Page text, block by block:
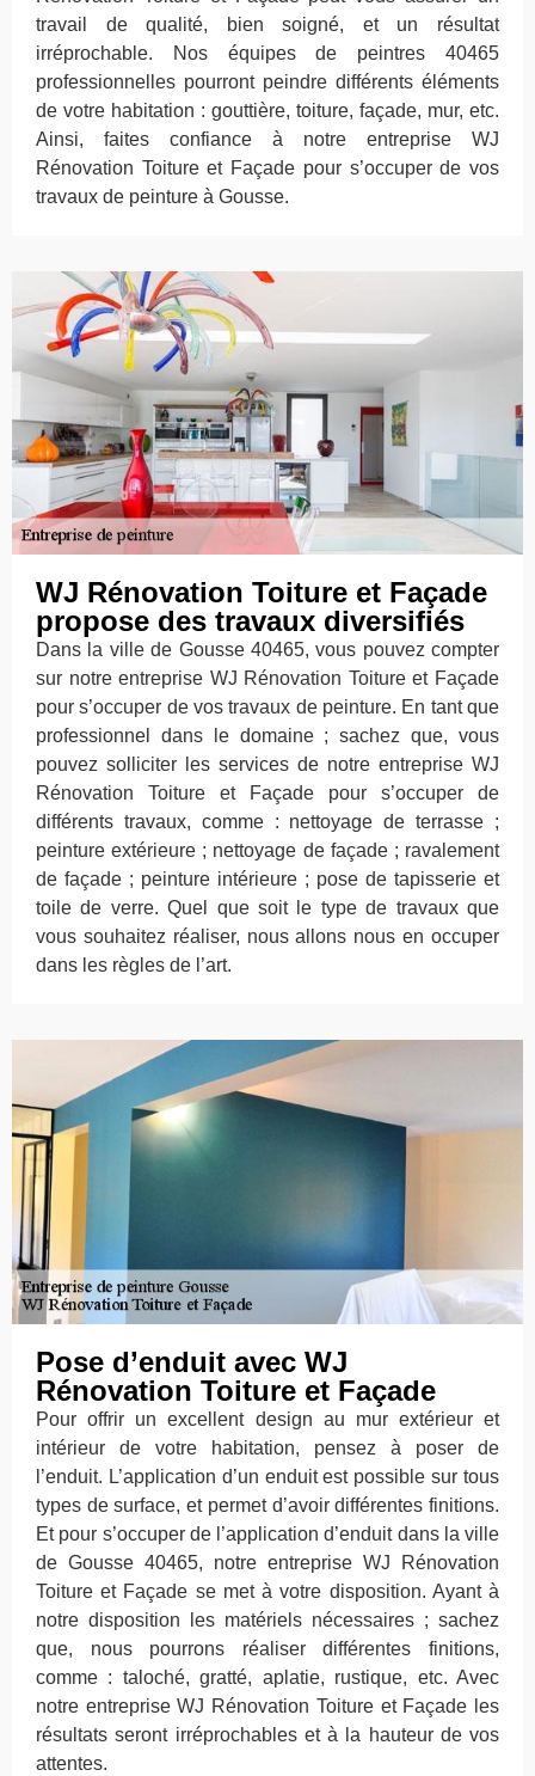
travail de qualité, bien soigné, et un résultat
irréprochable. Nos équipes de peintres 40465
professionnelles pourront peindre différents éléments
de votre habitation : gouttière, toiture, façade, mur, etc.
Ainsi, faites confiance à notre entreprise WJ
Rénovation Toiture et Façade pour s’occuper de vos
travaux de peinture à Gousse.
WJ Rénovation Toiture et Façade
propose des travaux diversifiés
Dans la ville de Gousse 40465, vous pouvez compter
sur notre entreprise WJ Rénovation Toiture et Façade
pour s’occuper de vos travaux de peinture. En tant que
professionnel dans le domaine ; sachez que, vous
pouvez solliciter les services de notre entreprise WJ
Rénovation Toiture et Façade pour s’occuper de
différents travaux, comme : nettoyage de terrasse ;
peinture extérieure ; nettoyage de façade ; ravalement
de façade ; peinture intérieure ; pose de tapisserie et
toile de verre. Quel que soit le type de travaux que
vous souhaitez réaliser, nous allons nous en occuper
dans les règles de l’art.
Pose d’enduit avec WJ
Rénovation Toiture et Façade
Pour offrir un excellent design au mur extérieur et
intérieur de votre habitation, pensez à poser de
l’enduit. L’application d’un enduit est possible sur tous
types de surface, et permet d’avoir différentes finitions.
Et pour s’occuper de l’application d’enduit dans la ville
de Gousse 40465, notre entreprise WJ Rénovation
Toiture et Façade se met à votre disposition. Ayant à
notre disposition les matériels nécessaires ; sachez
que, nous pourrons réaliser différentes finitions,
comme : taloché, gratté, aplatie, rustique, etc. Avec
notre entreprise WJ Rénovation Toiture et Façade les
résultats seront irréprochables et à la hauteur de vos
attentes.